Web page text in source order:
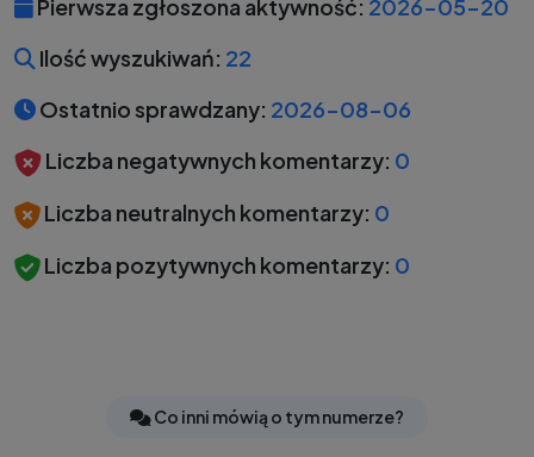
Pierwsza zgłoszona aktywność: 2026-05-20
Ilość wyszukiwań: 22
Ostatnio sprawdzany: 2026-08-06
Liczba negatywnych komentarzy: 0
Liczba neutralnych komentarzy: 0
Liczba pozytywnych komentarzy: 0
Co inni mówią o tym numerze?